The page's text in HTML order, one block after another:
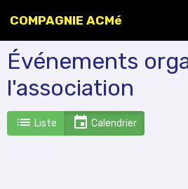
COMPAGNIE ACMé
Événements
l'association
Liste Calendrier